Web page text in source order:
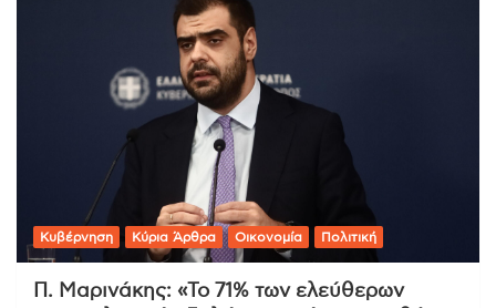
Κυβέρνηση Κύρια Άρθρα Οικονομία Πολιτική
Π. Μαρινάκης: «Το 71% των ελεύθερων